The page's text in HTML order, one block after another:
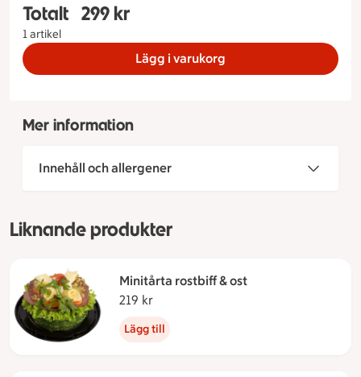
Totalt
1 artikel
Totalt 1 stycken Stubbe lax & räka
299 kr
Lägg i varukorg
Mer information
Innehåll och allergener
Liknande produkter
Minitårta rostbiff & ost
219 kr
Lägg till